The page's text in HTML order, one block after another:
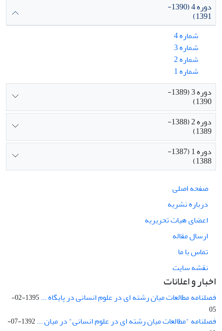
دوره 4 (1390-
1391)
شماره 4
شماره 3
شماره 2
شماره 1
دوره 3 (1389-
1390)
دوره 2 (1388-
1389)
دوره 1 (1387-
1388)
صفحه اصلی
درباره نشریه
اعضای هیات تحریریه
ارسال مقاله
تماس با ما
نقشه سایت
اخبار و اعلانات
فصلنامه مطالعات میان رشته ای در علوم انسانی در پایگاه ...
1395-02-
05
فصلنامه "مطالعات میان رشته ای در علوم انسانی" در میان ...
1392-07-